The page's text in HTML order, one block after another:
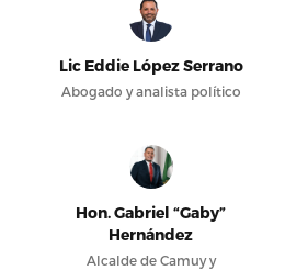
Lic Eddie López Serrano
Abogado y analista político
Hon. Gabriel “Gaby”
Hernández
Alcalde de Camuy y